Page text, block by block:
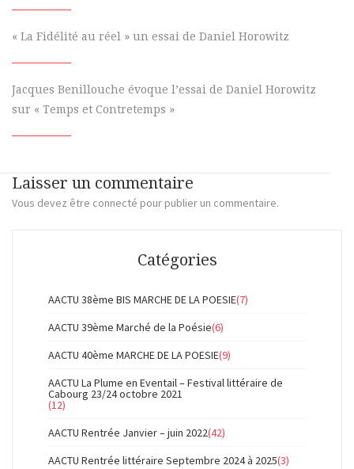
« La Fidélité au réel » un essai de Daniel Horowitz
Jacques Benillouche évoque l’essai de Daniel Horowitz
sur « Temps et Contretemps »
Laisser un commentaire
Vous devez être connecté pour publier un commentaire.
Catégories
AACTU 38ème BIS MARCHE DE LA POESIE(7)
AACTU 39ème Marché de la Poésie(6)
AACTU 40ème MARCHE DE LA POESIE(9)
AACTU La Plume en Eventail – Festival littéraire de
Cabourg 23/24 octobre 2021
(12)
AACTU Rentrée Janvier – juin 2022(42)
AACTU Rentrée littéraire Septembre 2024 à 2025(3)